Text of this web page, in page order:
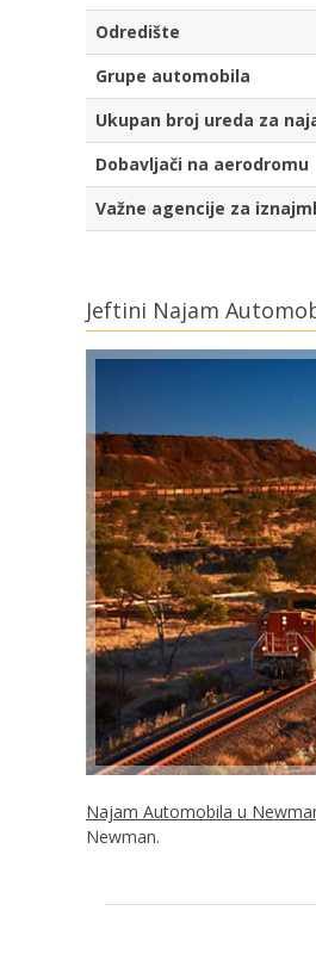
Odredište
Grupe automobila
Ukupan broj ureda za
Dobavljači na aerodromu
Važne agencije za
Jeftini Najam
Najam Automobila u
Newman.